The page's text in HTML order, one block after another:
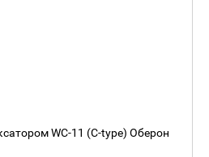
WC-11 (C-type) Оберон